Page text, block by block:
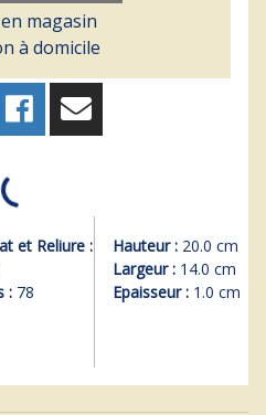
magasin
à domicile
et Reliure :
:78
Hauteur : 20.0 cm
Largeur : 14.0 cm
Epaisseur : 1.0 cm